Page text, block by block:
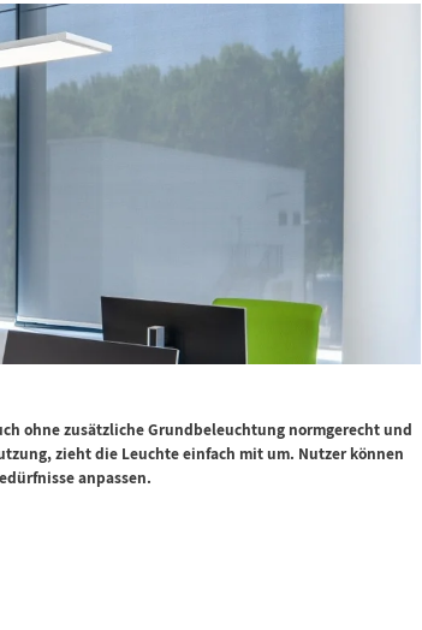
ohne zusätzliche Grundbeleuchtung normgerecht und
zieht die Leuchte einfach mit um. Nutzer können
anpassen.